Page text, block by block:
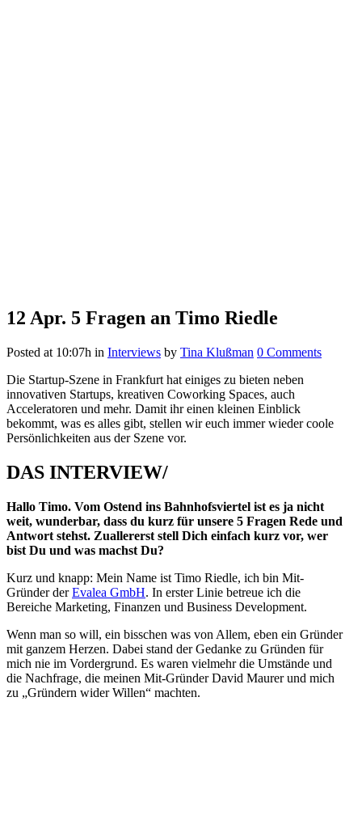
12 Apr. 5 Fragen an Timo Riedle
Posted at 10:07h in Interviews by Tina Klußman 0 Comments
Die Startup-Szene in Frankfurt hat einiges zu bieten neben
innovativen Startups, kreativen Coworking Spaces, auch
Acceleratoren und mehr. Damit ihr einen kleinen Einblick
bekommt, was es alles gibt, stellen wir euch immer wieder coole
Persönlichkeiten aus der Szene vor.
DAS INTERVIEW/
Hallo Timo. Vom Ostend ins Bahnhofsviertel ist es ja nicht
weit, wunderbar, dass du kurz für unsere 5 Fragen Rede und
Antwort stehst. Zuallererst stell Dich einfach kurz vor, wer
bist Du und was machst Du?
Kurz und knapp: Mein Name ist Timo Riedle, ich bin Mit-
Gründer derEvalea GmbH. In erster Linie betreue ich die
Bereiche Marketing, Finanzen und Business Development.
Wenn man so will, ein bisschen was von Allem, eben ein Gründer
mit ganzem Herzen. Dabei stand der Gedanke zu Gründen für
mich nie im Vordergrund. Es waren vielmehr die Umstände und
die Nachfrage, die meinen Mit-Gründer David Maurer und mich
zu „Gründern wider Willen“ machten.